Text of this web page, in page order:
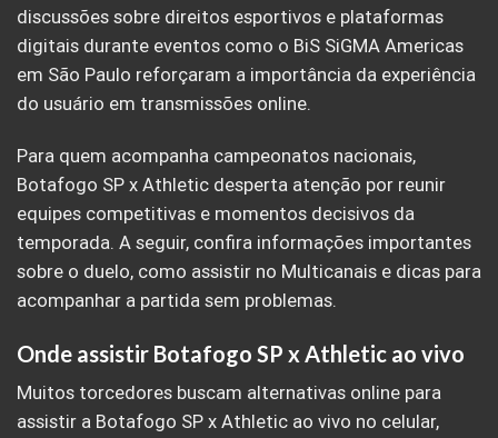
discussões sobre direitos esportivos e plataformas
digitais durante eventos como o BiS SiGMA Americas
em São Paulo reforçaram a importância da experiência
do usuário em transmissões online.
Para quem acompanha campeonatos nacionais,
Botafogo SP x Athletic desperta atenção por reunir
equipes competitivas e momentos decisivos da
temporada. A seguir, confira informações importantes
sobre o duelo, como assistir no Multicanais e dicas para
acompanhar a partida sem problemas.
Onde assistir Botafogo SP x Athletic ao vivo
Muitos torcedores buscam alternativas online para
assistir a Botafogo SP x Athletic ao vivo no celular,